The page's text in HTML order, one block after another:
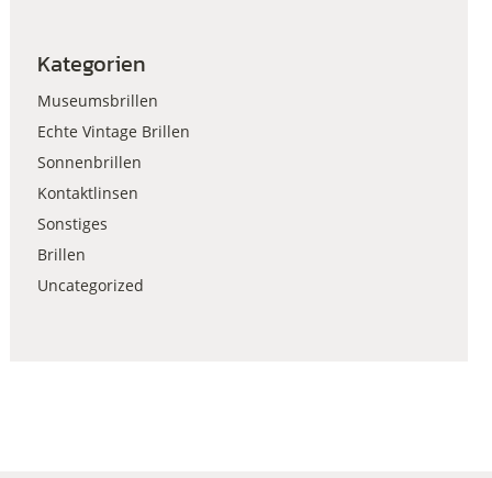
Kategorien
Museumsbrillen
Echte Vintage Brillen
Sonnenbrillen
Kontaktlinsen
Sonstiges
Brillen
Uncategorized